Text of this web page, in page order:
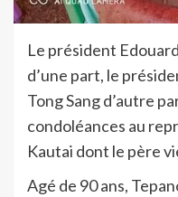
Le président
d’une part, le
Tong Sang d’autre
condoléances au
Kautai dont le père
Agé de 90 ans,